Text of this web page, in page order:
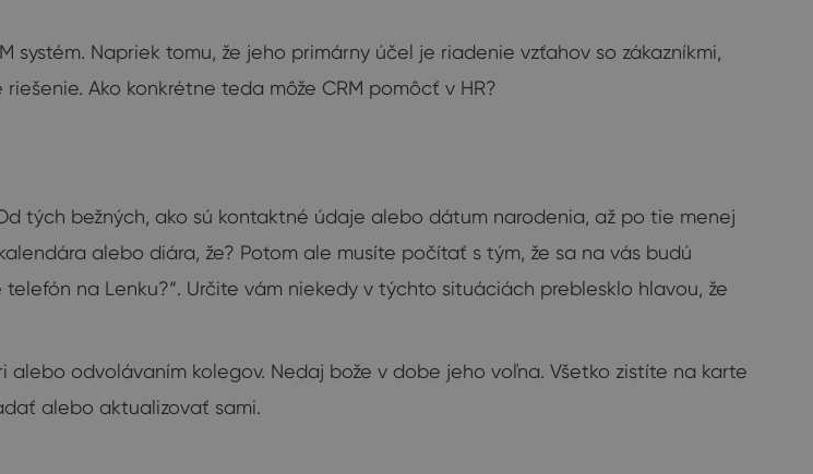
systém. Napriek tomu, že jeho primárny účel je riadenie vzťahov so zákazníkmi,
Ako konkrétne teda môže CRM pomôcť v HR?
tých bežných, ako sú kontaktné údaje alebo dátum narodenia, až po tie menej
alebo diára, že? Potom ale musíte počítať s tým, že sa na vás budú
na Lenku?“. Určite vám niekedy v týchto situáciách preblesklo hlavou, že
odvolávaním kolegov. Nedaj bože v dobe jeho voľna. Všetko zistíte na karte
alebo aktualizovať sami.